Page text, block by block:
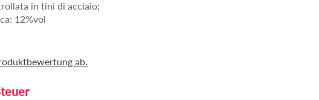
in tini di acciaio;
12%vol
ab.